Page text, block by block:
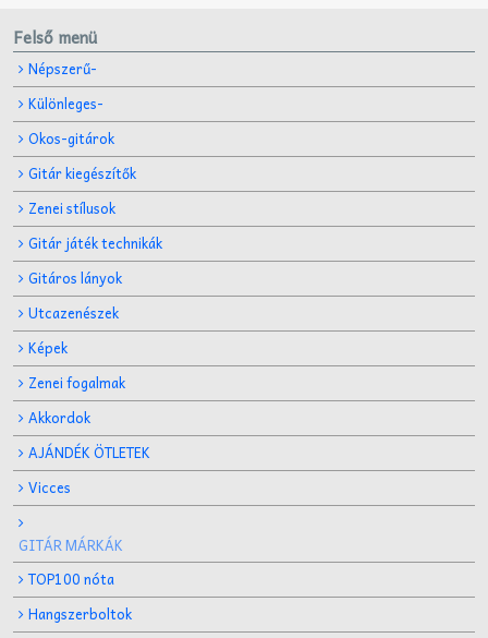
Felső menü
Népszerű-
Különleges-
Okos-gitárok
Gitár kiegészítők
Zenei stílusok
Gitár játék technikák
Gitáros lányok
Utcazenészek
Képek
Zenei fogalmak
Akkordok
AJÁNDÉK ÖTLETEK
Vicces
GITÁR MÁRKÁK
TOP100 nóta
Hangszerboltok